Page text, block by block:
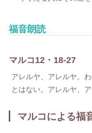
福音朗読
マルコ12・18-27
アレルヤ、アレルヤ。
とはない。アレルヤ、ア
マルコによる福